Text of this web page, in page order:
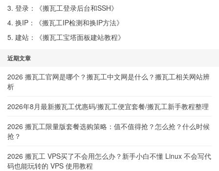
3. 登录：《搬瓦工登录后台和SSH》
4. 换IP：《搬瓦工IP检测和换IP方法》
5. 建站：《搬瓦工宝塔面板建站教程》
近期文章
2026 搬瓦工官网是哪个？搬瓦工中文网是什么？搬瓦工相关网站辨
析
2026年8月最新搬瓦工优惠码/搬瓦工便宜套餐/搬瓦工新手教程整理
2026 搬瓦工限量版套餐选购策略：值不值得抢？怎么抢？什么时候
抢？
2026 搬瓦工 VPS买了不会用怎么办？新手小白不懂 Linux 不会写代
码也能玩转的 VPS 使用教程